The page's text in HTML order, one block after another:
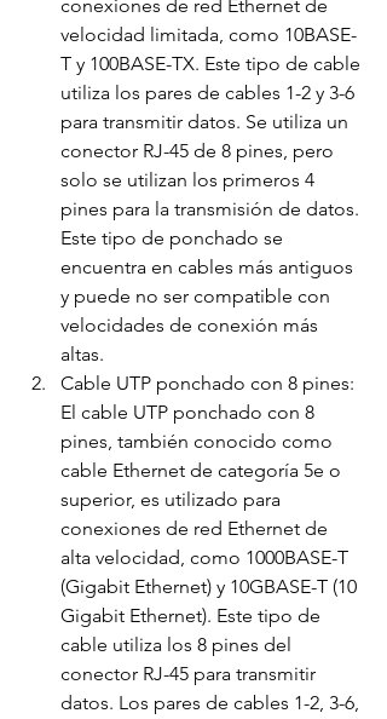
conexiones de red Ethernet de
velocidad limitada, como 10BASE-
T y 100BASE-TX. Este tipo de cable
utiliza los pares de cables 1-2 y 3-6
para transmitir datos. Se utiliza un
conector RJ-45 de 8 pines, pero
solo se utilizan los primeros 4
pines para la transmisión de datos.
Este tipo de ponchado se
encuentra en cables más antiguos
y puede no ser compatible con
velocidades de conexión más
altas.
Cable UTP ponchado con 8 pines:
El cable UTP ponchado con 8
pines, también conocido como
cable Ethernet de categoría 5e o
superior, es utilizado para
conexiones de red Ethernet de
alta velocidad, como 1000BASE-T
(Gigabit Ethernet) y 10GBASE-T (10
Gigabit Ethernet). Este tipo de
cable utiliza los 8 pines del
conector RJ-45 para transmitir
datos. Los pares de cables 1-2, 3-6,